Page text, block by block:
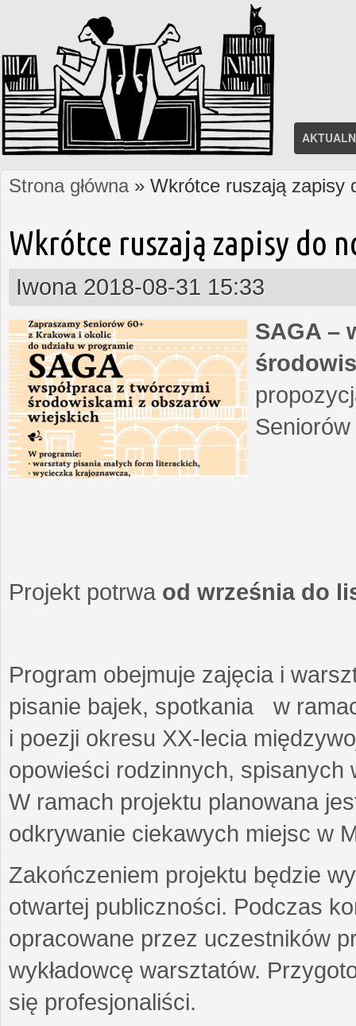
Jesteś tutaj
Strona główna» Wkrótce ruszają zapisy
Wkrótce ruszają zapisy do
Iwona 2018-08-31 15:33
SAGA –
Projekt potrwa od września do
Program obejmuje zajęcia i
pisanie bajek, spotkania w
i poezji okresu XX-lecia
opowieści rodzinnych,
W ramach projektu planowana
odkrywanie ciekawych miejsc w
Zakończeniem projektu będzie
otwartej publiczności. Podczas
opracowane przez uczestników
wykładowcę warsztatów.
się profesjonaliści.